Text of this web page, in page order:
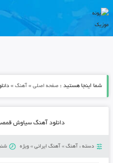
شما اینجا هستید : صفحه اصلی» آهنگ»
دانلود آهنگ سیاوش
دسته : آهنگ» آهنگ ایرانی» ویژه شنبه 27